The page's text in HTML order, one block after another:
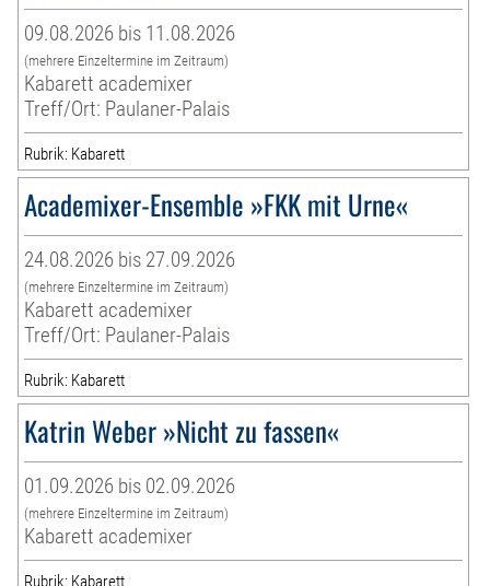
09.08.2026 bis 11.08.2026
(mehrere Einzeltermine im Zeitraum)
Kabarett academixer
Treff/Ort: Paulaner-Palais
Rubrik: Kabarett
Academixer-Ensemble »FKK mit Urne«
24.08.2026 bis 27.09.2026
(mehrere Einzeltermine im Zeitraum)
Kabarett academixer
Treff/Ort: Paulaner-Palais
Rubrik: Kabarett
Katrin Weber »Nicht zu fassen«
01.09.2026 bis 02.09.2026
(mehrere Einzeltermine im Zeitraum)
Kabarett academixer
Rubrik: Kabarett